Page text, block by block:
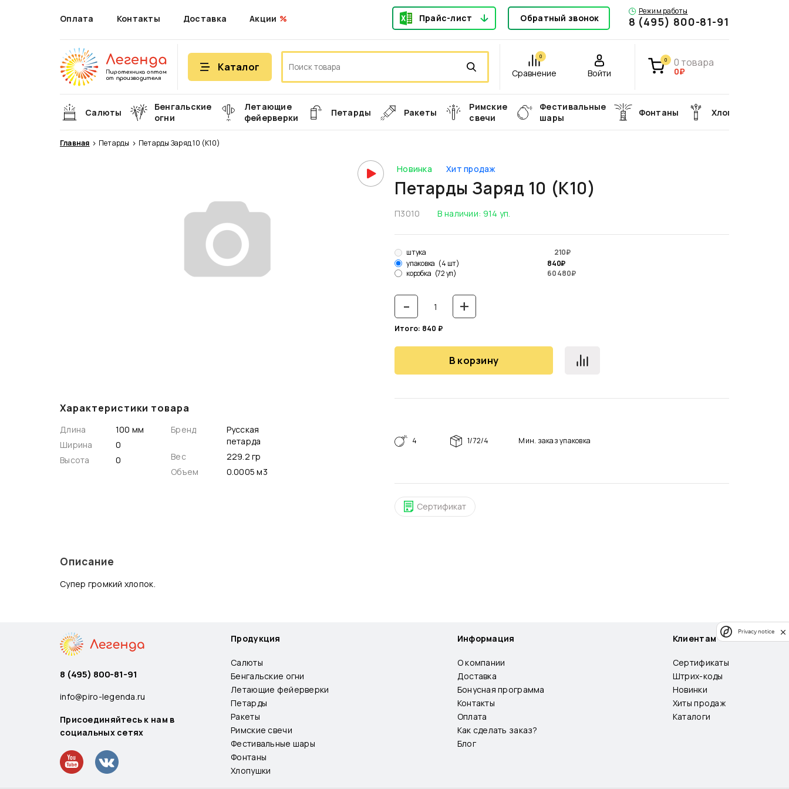
Оплата Контакты Доставка Акции Прайс-лист Обратный звонок
Режим работы
8 (495) 800-81-91
Каталог
0
Сравнение Войти
0 0 товара
0₽
Салюты
Бенгальские
огни
Летающие
фейерверки
Петарды Ракеты
Римские
свечи
Фестивальные
шары
Фонтаны Хлопушки
Главная Петарды Петарды Заряд 10 (К10)
Новинка Хит продаж
Петарды Заряд 10 (К10)
П3010 В наличии: 914 уп.
штука 210₽
упаковка (4 шт) 840₽
коробка (72 уп) 60 480₽
- +
Итого: 840 ₽
В корзину
Характеристики товара
Длина
100 мм
Ширина
0
Высота
0
Бренд
Русская
петарда
Вес
229.2 гр
Объем
0.0005 м3
4 1/72/4 Мин. заказупаковка
Сертификат
Описание
Супер громкий хлопок.
8 (495) 800-81-91
info@piro-legenda.ru
Присоединяйтесь к нам в
социальных сетях
Продукция
Салюты
Бенгальские огни
Летающие фейерверки
Петарды
Ракеты
Римские свечи
Фестивальные шары
Фонтаны
Хлопушки
Информация
О компании
Доставка
Бонусная программа
Контакты
Оплата
Как сделать заказ?
Блог
Клиентам
Сертификаты
Штрих-коды
Новинки
Хиты продаж
Каталоги
Privacy notice